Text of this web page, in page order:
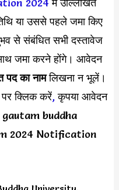
या उससे पहले जमा किए
से संबंधित सभी दस्तावेज
जमा करने होंगे। आवेदन
पद का नामलिखना न भूलें।
क्लिक करें, कृपया आवेदन
gautam buddha
2024 Notification